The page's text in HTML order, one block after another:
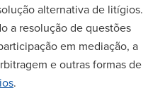
alternativa de litígios.
a resolução de questões
em mediação, a
e outras formas de
.